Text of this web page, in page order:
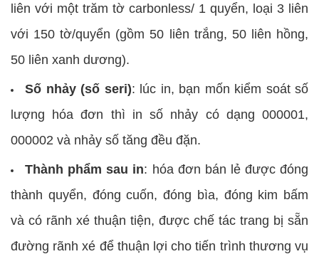
liên với một trăm tờ carbonless/ 1 quyển, loại 3 liên
với 150 tờ/quyển (gồm 50 liên trắng, 50 liên hồng,
50 liên xanh dương).
Số nhảy (số seri): lúc in, bạn mốn kiểm soát số
lượng hóa đơn thì in số nhảy có dạng 000001,
000002 và nhảy số tăng đều đặn.
Thành phẩm sau in: hóa đơn bán lẻ được đóng
thành quyển, đóng cuốn, đóng bìa, đóng kim bấm
và có rãnh xé thuận tiện, được chế tác trang bị sẵn
đường rãnh xé để thuận lợi cho tiến trình thương vụ